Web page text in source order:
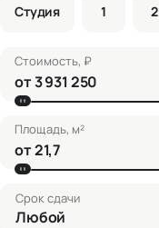
Студия 1 2
Стоимость, ₽
от
Площадь, м²
от
Срок сдачи
Любой